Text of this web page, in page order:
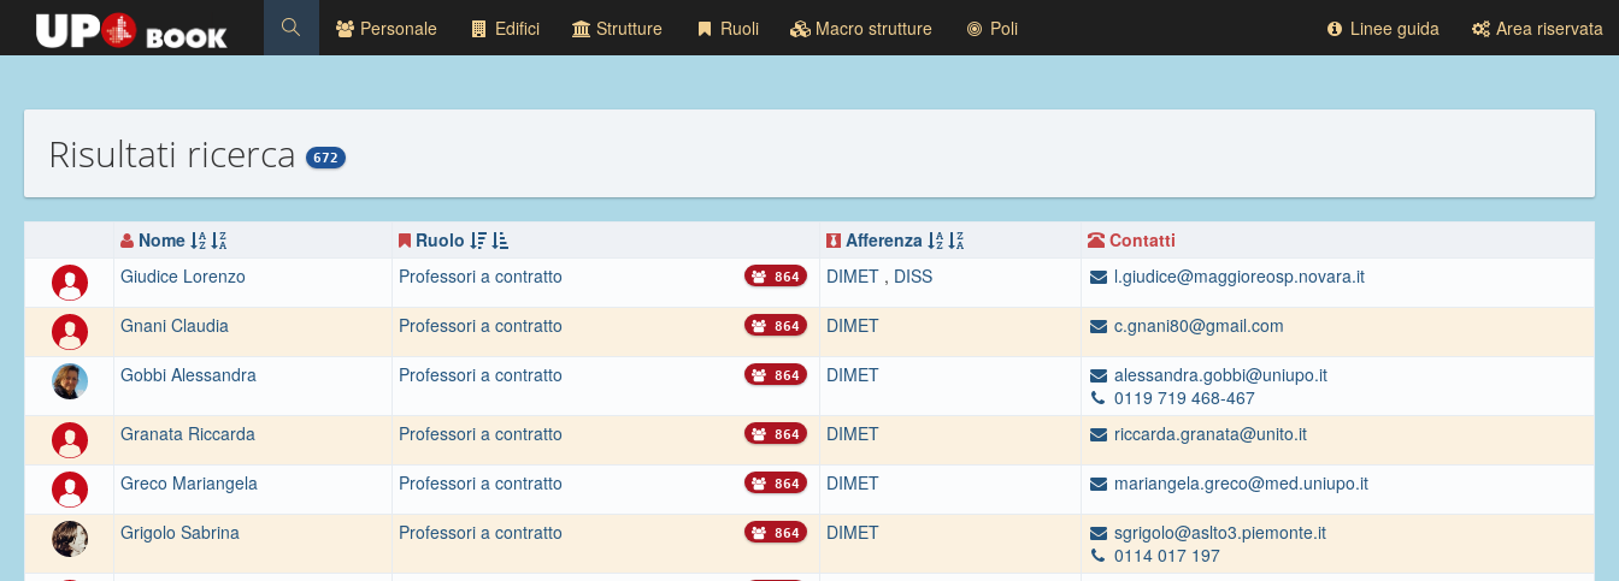
Personale Edifici Strutture Ruoli Macro strutture Poli Linee guida Area riservata
Risultati ricerca 672
Nome Ruolo Afferenza
Contatti
Giudice Lorenzo
Professori a contratto 864 DIMET , DISS l.giudice@maggioreosp.novara.it
Gnani Claudia Professori a contratto 864 DIMET c.gnani80@gmail.com
Gobbi Alessandra Professori a contratto 864 DIMET
alessandra.gobbi@uniupo.it
0119 719 468-467
Granata Riccarda
Professori a contratto 864 DIMET riccarda.granata@unito.it
Greco Mariangela Professori a contratto 864 DIMET mariangela.greco@med.uniupo.it
Grigolo Sabrina Professori a contratto 864 DIMET
sgrigolo@aslto3.piemonte.it
0114 017 197